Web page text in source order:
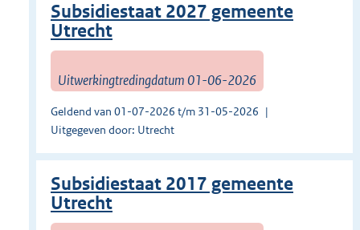
Subsidiestaat 2027 gemeente
Utrecht
Uitwerkingtredingdatum 01-06-2026
Geldend van 01-07-2026 t/m 31-05-2026
Uitgegeven door: Utrecht
Subsidiestaat 2017 gemeente
Utrecht